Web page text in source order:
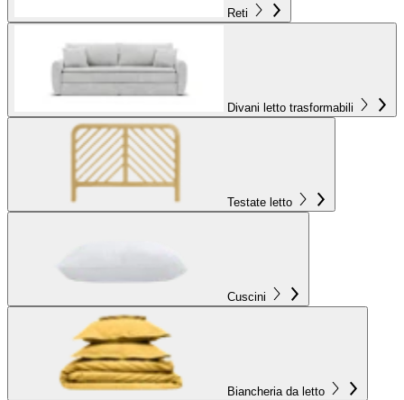
Reti
Divani letto trasformabili
Testate letto
Cuscini
Biancheria da letto